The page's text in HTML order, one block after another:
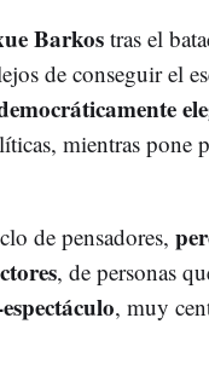
Barkostras el
de conseguir el
mientras pone
de pensadores,
, de personas
, muy